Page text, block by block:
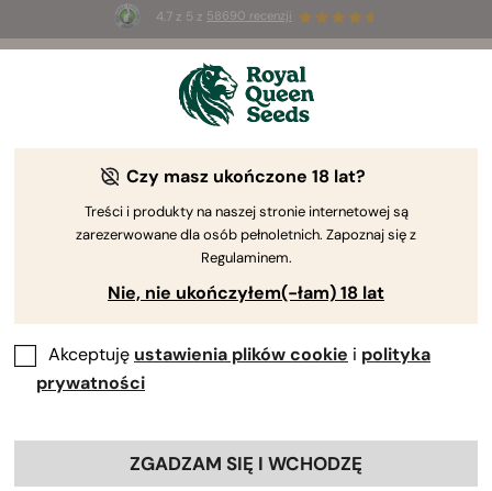
4.7 z 5 z 58690 recenzji
Summer Sales: do 50% zniżki
na wybrane produkty ⏤
Poradnik uprawy konopi według Royal Queen Seeds
Przewodnik po uprawie – wyszukiwarka treści
Czy masz ukończone 18 lat?
Treści i produkty na naszej stronie internetowej są
zarezerwowane dla osób pełnoletnich. Zapoznaj się z
Regulaminem.
Nie, nie ukończyłem(-łam) 18 lat
Akceptuję ustawienia plików cookie i polityka
prywatności
ZGADZAM SIĘ I WCHODZĘ